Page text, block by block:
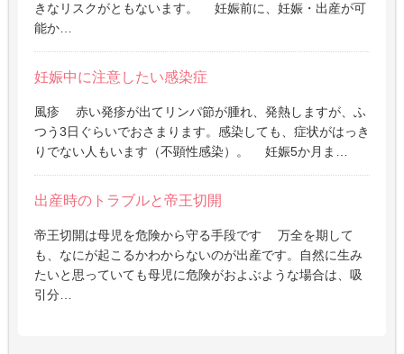
きなリスクがともないます。 妊娠前に、妊娠・出産が可
能か…
妊娠中に注意したい感染症
風疹 赤い発疹が出てリンパ節が腫れ、発熱しますが、ふ
つう3日ぐらいでおさまります。感染しても、症状がはっき
りでない人もいます（不顕性感染）。 妊娠5か月ま…
出産時のトラブルと帝王切開
帝王切開は母児を危険から守る手段です 万全を期して
も、なにが起こるかわからないのが出産です。自然に生み
たいと思っていても母児に危険がおよぶような場合は、吸
引分…